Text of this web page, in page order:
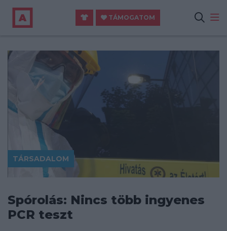
TÁMOGATOM
TÁRSADALOM
Spórolás: Nincs több ingyenes
PCR teszt